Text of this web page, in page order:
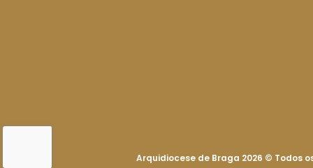
Arquidiocese de Braga 2026 © Todos